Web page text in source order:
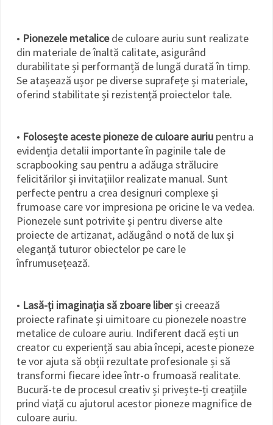
• Pionezele metalicede culoare auriu sunt realizate
din materiale de înaltă calitate, asigurând
durabilitate și performanță de lungă durată în timp.
Se atașează ușor pe diverse suprafețe și materiale,
oferind stabilitate și rezistență proiectelor tale.
• Folosește aceste pioneze de culoare auriu pentru a
evidenția detalii importante în paginile tale de
scrapbooking sau pentru a adăuga strălucire
felicitărilor și invitațiilor realizate manual. Sunt
perfecte pentru a crea designuri complexe și
frumoase care vor impresiona pe oricine le va vedea.
Pionezele sunt potrivite și pentru diverse alte
proiecte de artizanat, adăugând o notă de lux și
eleganță tuturor obiectelor pe care le
înfrumusețează.
• Lasă-ți imaginația să zboare liberși creează
proiecte rafinate și uimitoare cu pionezele noastre
metalice de culoare auriu. Indiferent dacă ești un
creator cu experiență sau abia începi, aceste pioneze
te vor ajuta să obții rezultate profesionale și să
transformi fiecare idee într-o frumoasă realitate.
Bucură-te de procesul creativ și privește-ți creațiile
prind viață cu ajutorul acestor pioneze magnifice de
culoare auriu.